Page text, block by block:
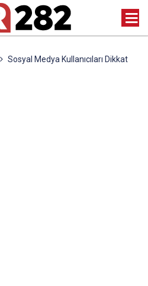
Sosyal Medya Kullanıcıları Dikkat